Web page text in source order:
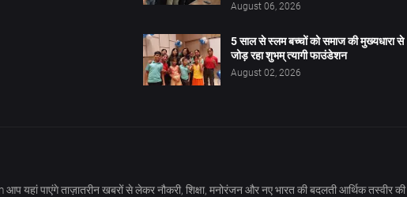
August 06, 2026
5 साल से स्लम बच्चों को समाज की मुख्यधारा से
जोड़ रहा शुभम् त्यागी फाउंडेशन
August 02, 2026
यहां पाएंगे ताज़ातरीन खबरों से लेकर नौकरी, शिक्षा, मनोरंजन और नए भारत की बदलती आर्थिक तस्वीर की